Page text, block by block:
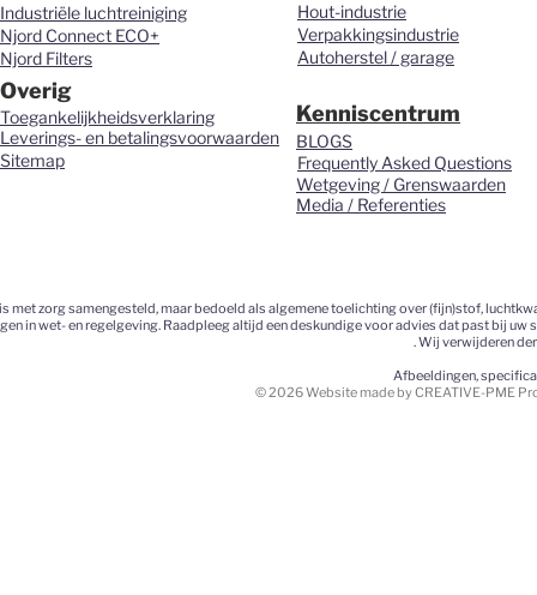
Industriële luchtreiniging
Njord Connect ECO+
Njord Filters
Overig
Toegankelijkheidsverklaring
Leverings- en betalingsvoorwaarden
Sitemap
Hout-industrie
Verpakkingsindustrie
Autoherstel / garage
Kenniscentrum
BLOGS
Frequently Asked Questions
Wetgeving / Grenswaarden
Media / Referenties
met zorg samengesteld, maar bedoeld als algemene toelichting over (fijn)stof,
in wet- en regelgeving. Raadpleeg altijd een deskundige voor advies dat past bij
. Wij verwijderen
Afbeeldingen,
© 2026 Website made by CREATIVE-PME